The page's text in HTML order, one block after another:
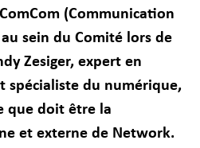
(Communication
sein du Comité lors de
Zesiger, expert en
spécialiste du numérique,
que doit être la
et externe de Network.